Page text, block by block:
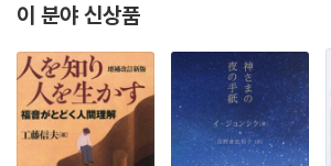
이 분야 신상품